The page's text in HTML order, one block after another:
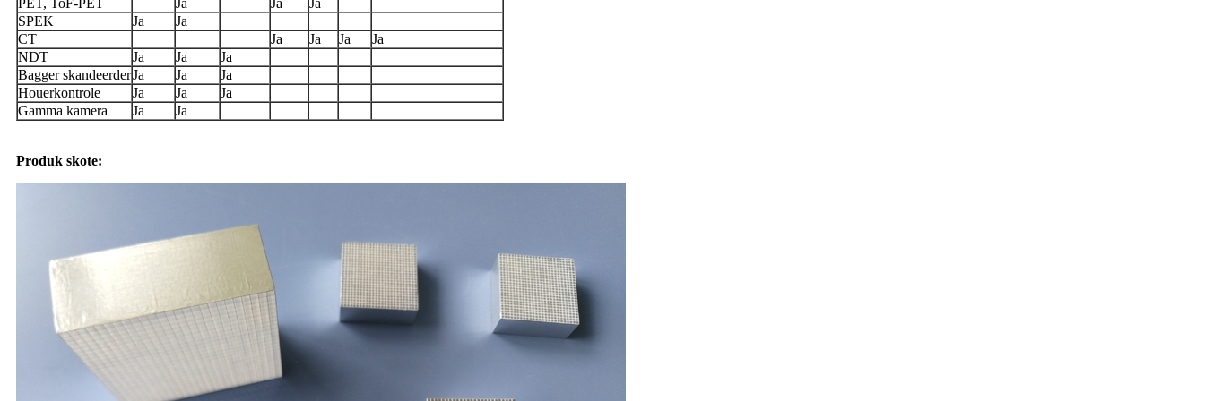
PET, ToF-PET
Ja Ja
Ja
SPEK
Ja
Ja
CT
Ja Ja Ja
Ja
NDT
Ja Ja
Ja
Bagger skandeerderJa Ja
Ja
Houerkontrole
Ja Ja
Ja
Gamma kamera
Ja Ja
Produk skote: